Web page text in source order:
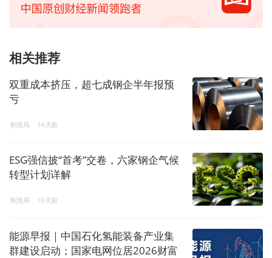
相关推荐
双重成本挤压，超七成钢企半年报预
亏
制造局 14天前
ESG强信披“首考”交卷，六家钢企气候
转型计划详解
制造局 16天前
能源早报｜中国石化氢能装备产业集
群建设启动；国家电网位居2026财富